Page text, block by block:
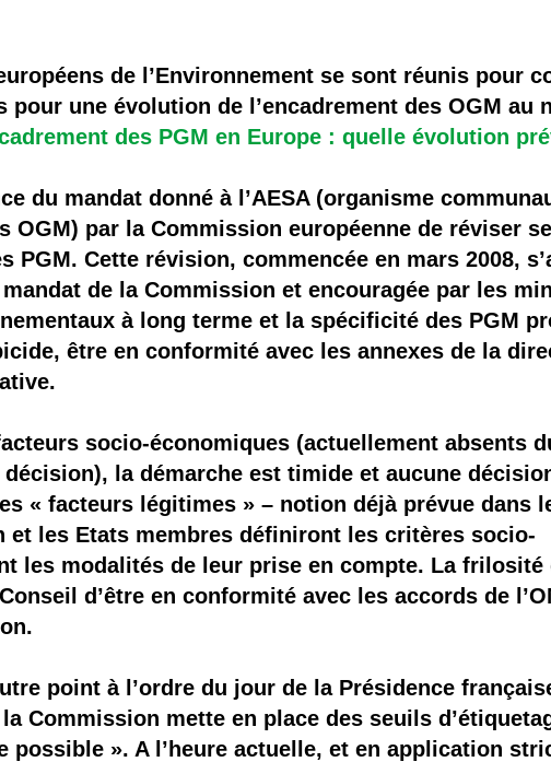
et semence
et les inconvénients des OGM ?
de l’Environnement se sont réunis pour
une évolution de l’encadrement des OGM au
des PGM en Europe : quelle évolution
du mandat donné à l’AESA (organisme
OGM) par la Commission européenne de réviser
PGM. Cette révision, commencée en mars 2008,
de la Commission et encouragée par les
à long terme et la spécificité des PGM
être en conformité avec les annexes de la
socio-économiques (actuellement absents
la démarche est timide et aucune
« facteurs légitimes » – notion déjà prévue dans
et les Etats membres définiront les critères socio-
les modalités de leur prise en compte. La frilosité
d’être en conformité avec les accords de
point à l’ordre du jour de la Présidence
Commission mette en place des seuils
possible ». A l’heure actuelle, et en application